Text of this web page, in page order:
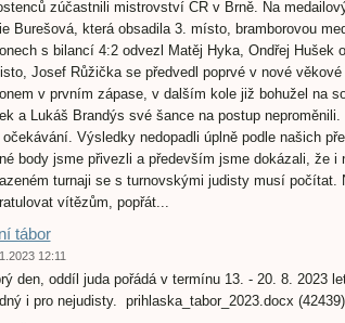
zúčastnili mistrovství ČR v Brně. Na
Burešová, která obsadila 3. místo, bramborovou
s bilancí 4:2 odvezl Matěj Hyka, Ondřej Hušek
Josef Růžička se předvedl poprvé v nové
v prvním zápase, v dalším kole již bohužel na
a Lukáš Brandýs své šance na postup
Výsledky nedopadli úplně podle našich
body jsme přivezli a především jsme dokázali, že i
turnaji se s turnovskými judisty musí počítat.
vítězům, popřát...
tábor
12:11
den, oddíl juda pořádá v termínu 13. - 20. 8. 2023
i pro nejudisty. prihlaska_tabor_2023.docx (42439)